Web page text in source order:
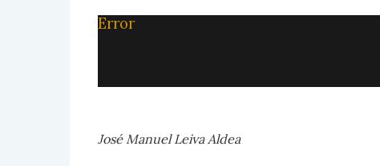
Error
José Manuel Leiva Aldea